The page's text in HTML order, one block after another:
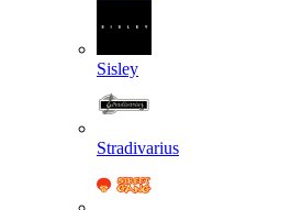
Sisley
Stradivarius